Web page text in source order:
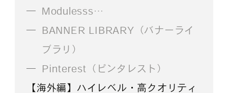
Modulesss…
BANNER LIBRARY（バナーライ
ブラリ）
Pinterest（ピンタレスト）
【海外編】ハイレベル・高クオリティ